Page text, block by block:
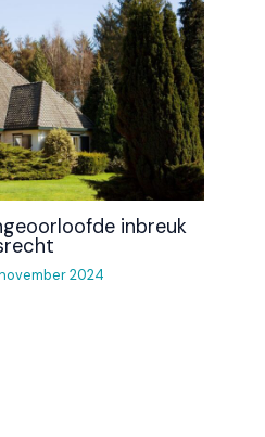
inbreuk
november 2024